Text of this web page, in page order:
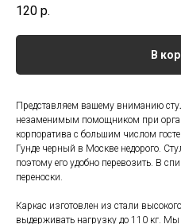
120 р.
В
Представляем вашему вниманию
незаменимым помощником при
корпоратива с большим числом
Гунде черный в Москве недорого.
поэтому его удобно перевозить. В
переноски.
Каркас изготовлен из стали
выдерживать нагрузку до 110 кг. Мы